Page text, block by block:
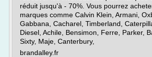
réduit jusqu'à - 70%. Vous pourrez
marques comme Calvin Klein, Armani,
Gabbana, Cacharel, Timberland,
Diesel, Achile, Bensimon, Ferre, Parker,
Sixty, Maje, Canterbury,
brandalley.fr